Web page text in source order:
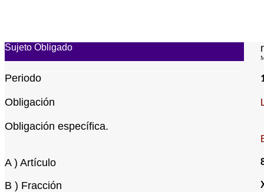
Sujeto Obligado
Periodo
Obligación
Obligación específica.
A ) Artículo
B ) Fracción